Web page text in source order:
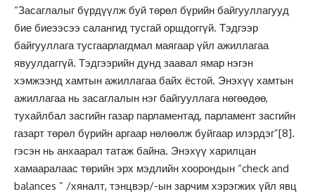
“Засаглалыг бүрдүүлж буй төрөл бүрийн байгууллагууд
бие биеээсээ салангид тусгай оршдоггүй. Тэдгээр
байгууллага тусгаарлагдмал маягаар үйл ажиллагаа
явуулдаггүй. Тэдгээрийн дунд заавал ямар нэгэн
хэмжээнд хамтын ажиллагаа байх ёстой. Энэхүү хамтын
ажиллагаа нь засаглалын нэг байгууллага нөгөөдөө,
тухайлбал засгийн газар парламентад, парламент засгийн
газарт төрөл бүрийн аргаар нөлөөлж буйгаар илэрдэг”[8].
гэсэн нь анхаарал татаж байна. Энэхүү харилцан
хамааралаас төрийн эрх мэдлийн хоорондын “check and
balances ” /хяналт, тэнцвэр/-ын зарчим хэрэгжих үйл явц